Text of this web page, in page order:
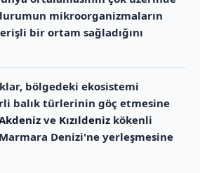
mikroorganizmaların
bir ortam sağladığını
bölgedeki ekosistemi
balık türlerinin göç etmesine
ve Kızıldeniz kökenli
Denizi'ne yerleşmesine